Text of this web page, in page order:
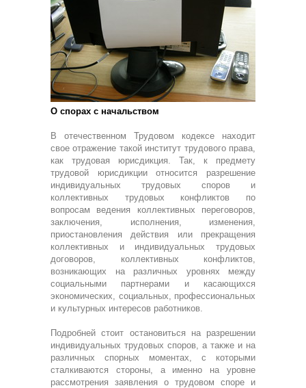
О спорах с начальством
В отечественном Трудовом кодексе находит
свое отражение такой институт трудового права,
как трудовая юрисдикция. Так, к предмету
трудовой юрисдикции относится разрешение
индивидуальных трудовых споров и
коллективных трудовых конфликтов по
вопросам ведения коллективных переговоров,
заключения, исполнения, изменения,
приостановления действия или прекращения
коллективных и индивидуальных трудовых
договоров, коллективных конфликтов,
возникающих на различных уровнях между
социальными партнерами и касающихся
экономических, социальных, профессиональных
и культурных интересов работников.
Подробней стоит остановиться на разрешении
индивидуальных трудовых споров, а также и на
различных спорных моментах, с которыми
сталкиваются стороны, а именно на уровне
рассмотрения заявления о трудовом споре и